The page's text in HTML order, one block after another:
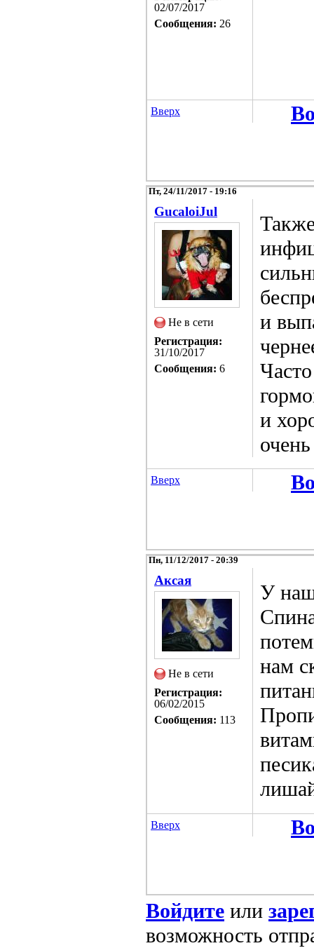
02/07/2017
Сообщения: 26
Вверх
Пт, 24/11/2017 - 19:16
GucaloiJul
Не в сети
Регистрация:
31/10/2017
Сообщения: 6
и
и
Вверх
Пн, 11/12/2017 - 20:39
Аксая
Не в сети
Регистрация:
06/02/2015
Сообщения: 113
У
нам
Вверх
Войдите или
возможность